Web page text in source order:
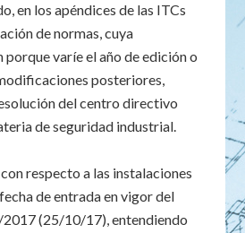
en los apéndices de las ITCs
de normas, cuya
varíe el año de edición o
posteriores,
del centro directivo
de seguridad industrial.
respecto a las instalaciones
de entrada en vigor del
(25/10/17), entendiendo